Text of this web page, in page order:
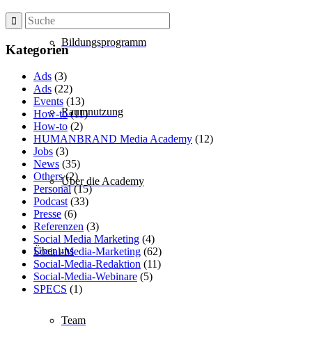
Bildungsprogramm
Raumnutzung
Über die Academy
Über uns
Team
Kategorien
Ads (3)
Ads (22)
Events (13)
How-to(11)
How-to (2)
HUMANBRAND Media Academy (12)
Jobs (3)
News (35)
Others(2)
Personal(15)
Podcast(33)
Presse (6)
Referenzen (3)
Social Media Marketing (4)
Social-Media-Marketing (62)
Social-Media-Redaktion (11)
Social-Media-Webinare (5)
SPECS (1)